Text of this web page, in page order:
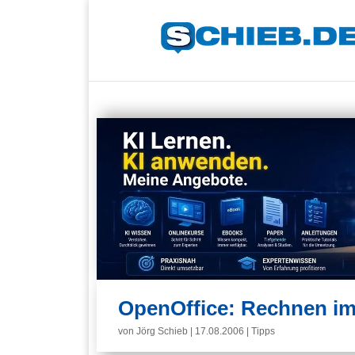
OpenOffice: Rechnen
von Jörg Schieb 17.08.2006 Tipps